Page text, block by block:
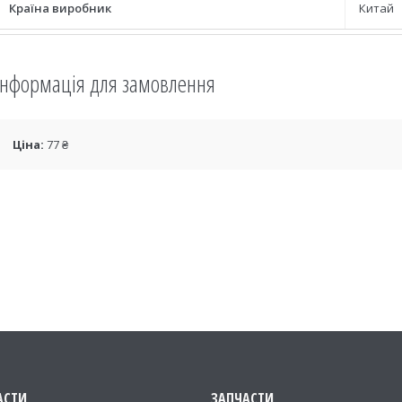
Країна виробник Китай
для замовлення
Ціна: 77 ₴